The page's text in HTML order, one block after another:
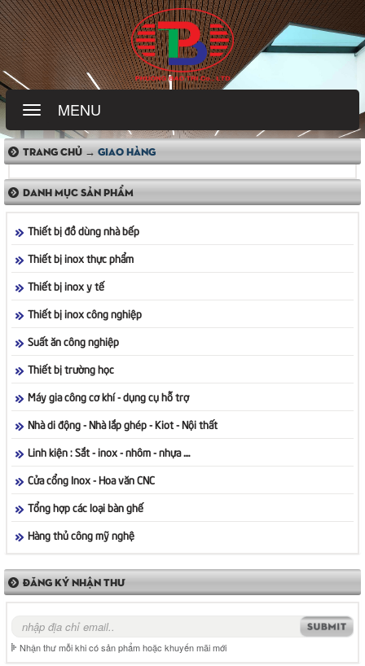
MENU
TRANG CHỦ → GIAO HÀNG
DANH MỤC SẢN PHẨM
Thiết bị đồ dùng nhà bếp
Thiết bị inox thực phẩm
Thiết bị inox y tế
Thiết bị inox công nghiệp
Suất ăn công nghiệp
Thiết bị trường học
Máy gia công cơ khí - dụng cụ hỗ trợ
Nhà di động - Nhà lắp ghép - Kiot - Nội thất
Linh kiện : Sắt - inox - nhôm - nhựa ....
Cửa cổng Inox - Hoa văn CNC
Tổng hợp các loại bàn ghế
Hàng thủ công mỹ nghệ
ĐĂNG KÝ NHẬN THƯ
Nhận thư mỗi khi có sản phẩm hoặc khuyến mãi mới